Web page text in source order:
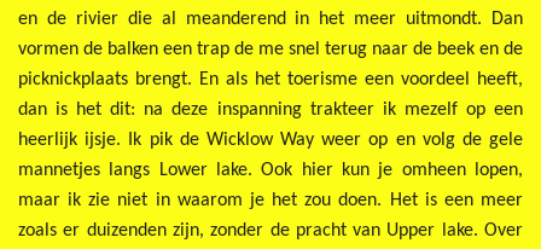
en de rivier die al meanderend in het meer uitmondt. Dan
vormen de balken een trap de me snel terug naar de beek en de
picknickplaats brengt. En als het toerisme een voordeel heeft,
dan is het dit: na deze inspanning trakteer ik mezelf op een
heerlijk ijsje.
Ik pik de Wicklow Way weer op en volg de gele
mannetjes langs Lower lake. Ook hier kun je omheen lopen,
maar ik zie niet in waarom je het zou doen. Het is een meer
zoals er duizenden zijn, zonder de pracht van Upper lake. Over